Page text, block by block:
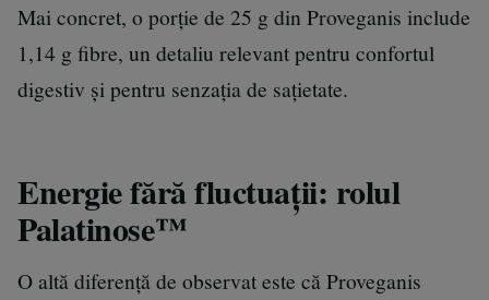
Mai concret, o porție de 25 g din Proveganis include
1,14 g fibre, un detaliu relevant pentru confortul
digestiv și pentru senzația de sațietate.
Energie fără fluctuații: rolul
Palatinose™
O altă diferență de observat este că Proveganis